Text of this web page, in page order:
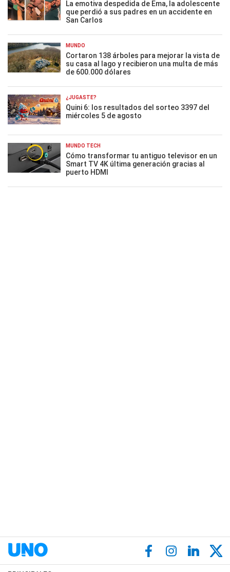
La emotiva despedida de Ema, la adolescente
que perdió a sus padres en un accidente en
San Carlos
MUNDO
Cortaron 138 árboles para mejorar la vista de
su casa al lago y recibieron una multa de más
de 600.000 dólares
¿JUGASTE?
Quini 6: los resultados del sorteo 3397 del
miércoles 5 de agosto
MUNDO TECH
Cómo transformar tu antiguo televisor en un
Smart TV 4K última generación gracias al
puerto HDMI